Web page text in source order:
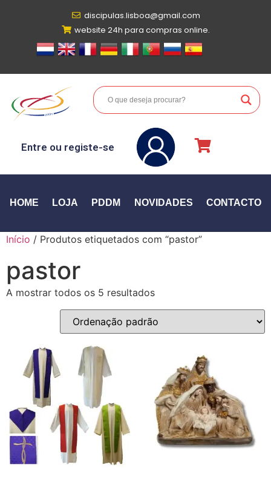
discipulas.lisboa@gmail.com
website 24h para compras online.
Entre ou registe-se
HOME LOJA PDDM NOVIDADES CONTACTO
Início / Produtos etiquetados com “pastor”
pastor
A mostrar todos os 5 resultados